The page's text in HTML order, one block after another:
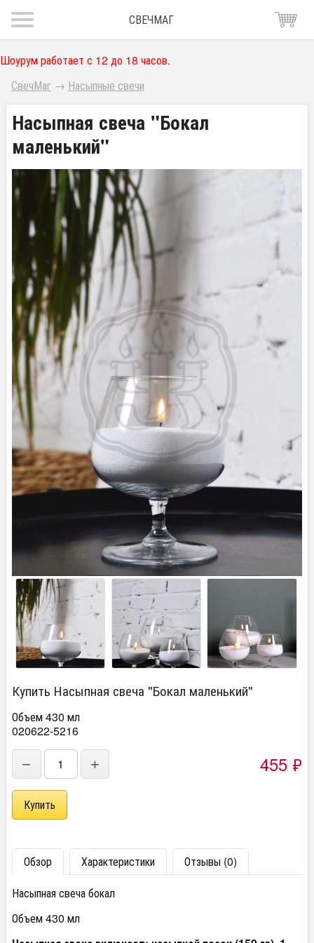
СВЕЧМАГ
Шоурум работает с 12 до 18 часов.
СвечМаг → Насыпные свечи
Насыпная свеча "Бокал
маленький"
Купить Насыпная свеча "Бокал маленький"
Объем 430 мл
020622-5216
− + 455 ₽
Обзор Характеристики
Отзывы (0)
Насыпная свеча бокал
Объем 430 мл